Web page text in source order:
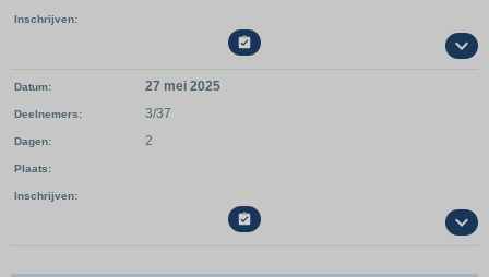
Inschrijven

Datum 27 mei 2025
Deelnemers 3/37
Dagen 2
Plaats
Inschrijven
